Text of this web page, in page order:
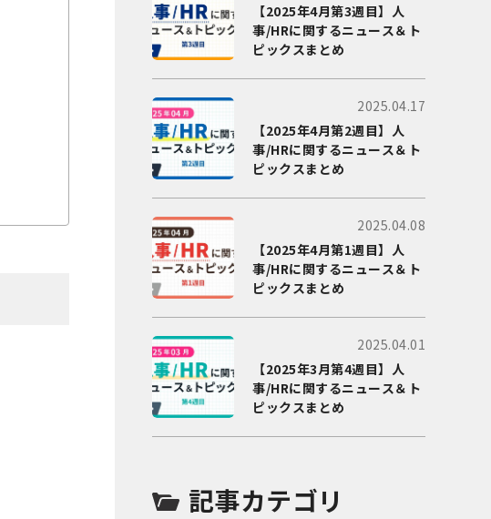
【2025年4月第3週目】人
事/HRに関するニュース＆ト
ピックスまとめ
2025.04.17
【2025年4月第2週目】人
事/HRに関するニュース＆ト
ピックスまとめ
2025.04.08
【2025年4月第1週目】人
事/HRに関するニュース＆ト
ピックスまとめ
2025.04.01
【2025年3月第4週目】人
事/HRに関するニュース＆ト
ピックスまとめ
記事カテゴリ